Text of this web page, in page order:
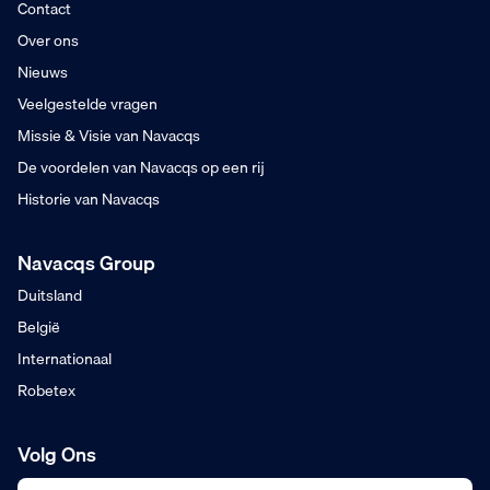
Contact
Over ons
Nieuws
Veelgestelde vragen
Missie & Visie van Navacqs
De voordelen van Navacqs op een rij
Historie van Navacqs
Navacqs Group
Duitsland
België
Internationaal
Robetex
Volg Ons